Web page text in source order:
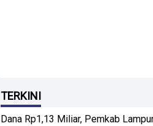
TERKINI
Dana Rp1,13 Miliar, Pemkab